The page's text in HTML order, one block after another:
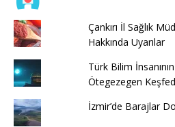
Çankırı İl Sağlık
Hakkında Uyarılar
Türk Bilim
Ötegezegen
İzmir’de Barajlar